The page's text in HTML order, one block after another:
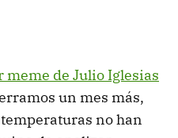
de Julio Iglesias
un mes más,
no han